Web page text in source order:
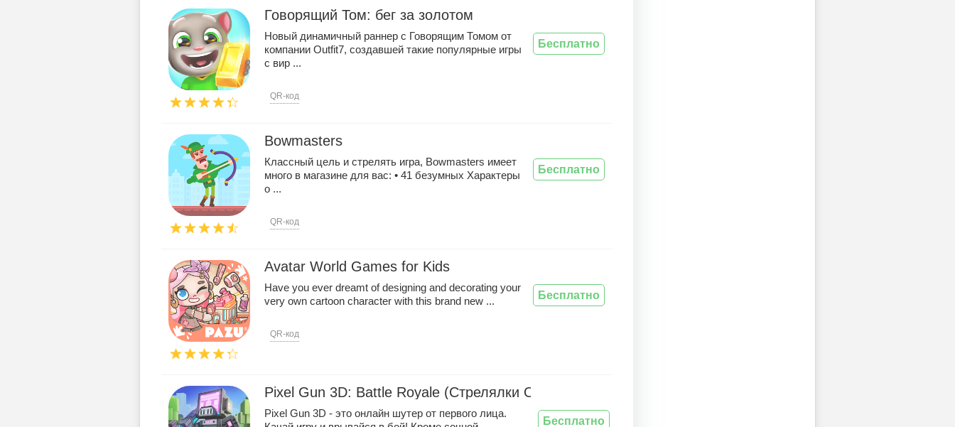
Говорящий Том: бег за золотом
Новый динамичный раннер с Говорящим Томом от
компании Outfit7, создавшей такие популярные игры
с вир ...
QR-код
Бесплатно
Bowmasters
Классный цель и стрелять игра, Bowmasters имеет
много в магазине для вас: • 41 безумных Характеры
о ...
QR-код
Бесплатно
Avatar World Games for Kids
Have you ever dreamt of designing and decorating your
very own cartoon character with this brand new ...
QR-код
Бесплатно
Pixel Gun 3D: Battle Royale (Стрелялки Онлайн)
Pixel Gun 3D - это онлайн шутер от первого лица.
Бесплатно